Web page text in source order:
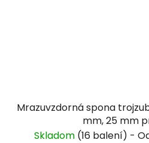
Mrazuvzdorná spona
mm, 25 mm
Skladom (16 balení)